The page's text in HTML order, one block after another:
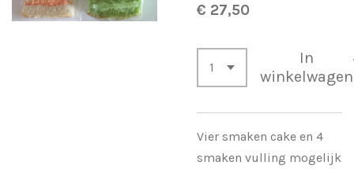
€ 27,50
In
winkelwagen
Vier smaken cake en 4
smaken vulling mogelijk